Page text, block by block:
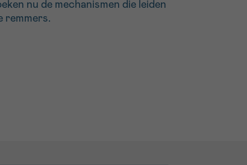
nu de mechanismen die leiden
remmers.